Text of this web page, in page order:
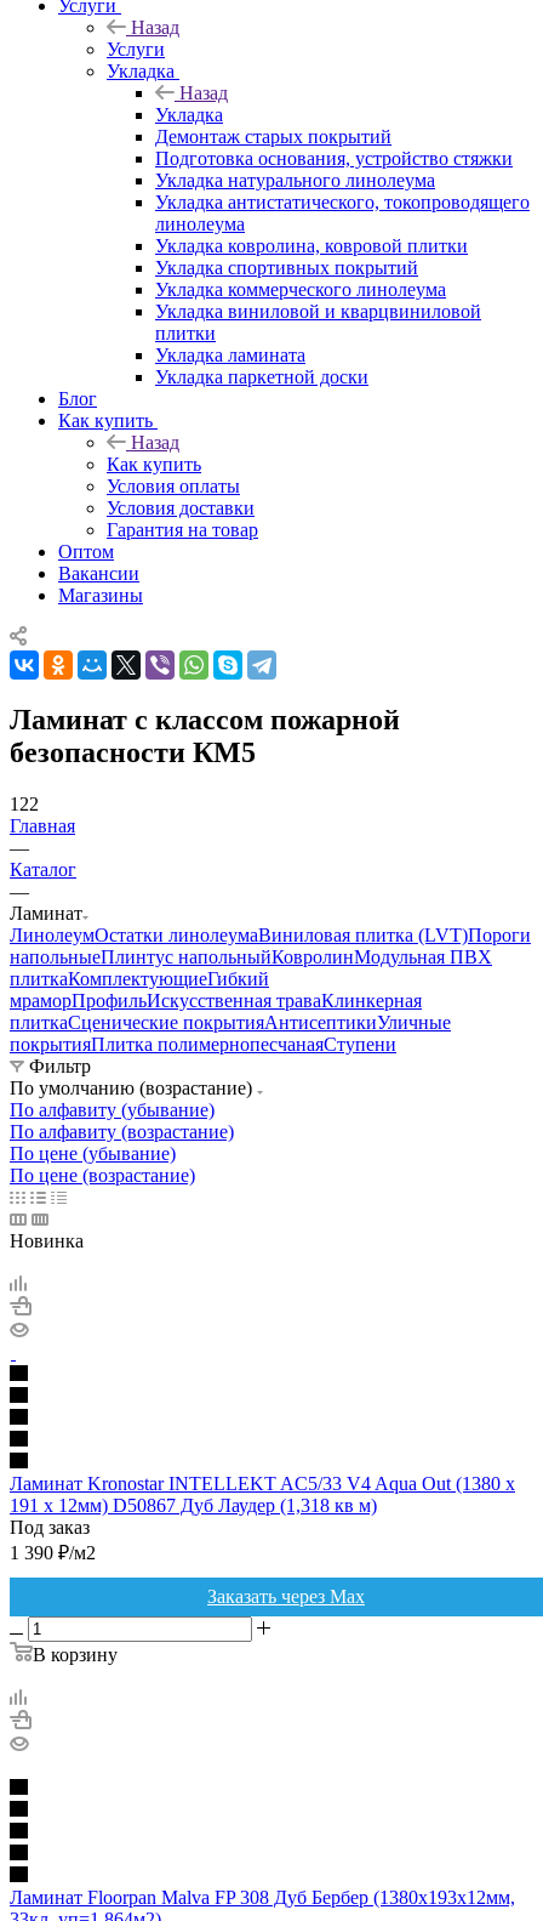
Услуги
Назад
Услуги
Укладка
Назад
Укладка
Демонтаж старых покрытий
Подготовка основания, устройство стяжки
Укладка натурального линолеума
Укладка антистатического, токопроводящего
линолеума
Укладка ковролина, ковровой плитки
Укладка спортивных покрытий
Укладка коммерческого линолеума
Укладка виниловой и кварцвиниловой
плитки
Укладка ламината
Укладка паркетной доски
Блог
Как купить
Назад
Как купить
Условия оплаты
Условия доставки
Гарантия на товар
Оптом
Вакансии
Магазины
Ламинат с классом пожарной
безопасности КМ5
122
Главная
—
Каталог
—
Ламинат
ЛинолеумОстатки линолеумаВиниловая плитка (LVT)Пороги
напольныеПлинтус напольныйКовролинМодульная ПВХ
плиткаКомплектующиеГибкий
мраморПрофильИскусственная траваКлинкерная
плиткаСценические покрытияАнтисептикиУличные
покрытияПлитка полимернопесчанаяСтупени
Фильтр
По умолчанию (возрастание)
По алфавиту (убывание)
По алфавиту (возрастание)
По цене (убывание)
По цене (возрастание)
Новинка
Ламинат Kronostar INTELLEKT AC5/33 V4 Aqua Out (1380 x
191 x 12мм) D50867 Дуб Лаудер (1,318 кв м)
Под заказ
1 390 ₽/м2
Заказать через Max
В корзину
Ламинат Floorpan Malva FP 308 Дуб Бербер (1380x193x12мм,